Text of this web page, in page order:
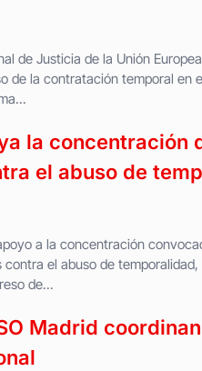
de Justicia de la Unión
de la contratación temporal en
la
el abuso de
a la concentración
el abuso de
de...
Madrid